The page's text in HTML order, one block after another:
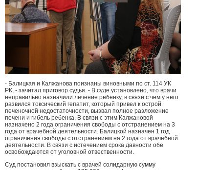
- Балицкая и Калжанова поизнаны виновными по ст. 114 УК
РК, - зачитал приговор судья. - В суде установлено, что врачи
неправильно назначили лечение ребенку, в связи с чем у него
развился токсический гепатит, который привел к острой
печеночной недостаточности, вызвал полное разложение
печени и гибель ребенка. В связи с этим Калжановой
назначено 2 года ограничения свободы с отстранением на 3
года от врачебной деятельности. Балицкой назначен 1 год
ограничения свободы с отстранением на 2 года от врачебной
деятельности. В связи с истечением срока давности обе
освобождаются от уголовной отвественности.
Суд постановил взыскать с врачей солидарную сумму